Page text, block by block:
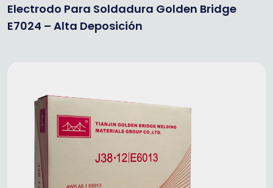
Electrodo Para Soldadura Golden Bridge
E7024 – Alta Deposición